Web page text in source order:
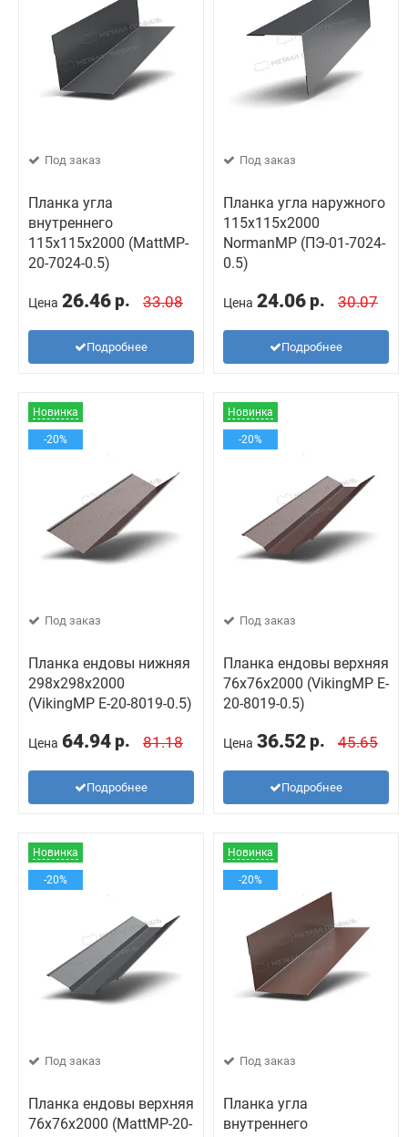
Под заказ
Планка угла
внутреннего
115х115х2000 (MattMP-
20-7024-0.5)
Цена 26.46 р. 33.08
Подробнее
Под заказ
Планка угла наружного
115х115х2000
NormanMP (ПЭ-01-7024-
0.5)
Цена 24.06 р. 30.07
Подробнее
Новинка
-20%
Под заказ
Планка ендовы нижняя
298х298х2000
(VikingMP E-20-8019-0.5)
Цена 64.94 р. 81.18
Подробнее
Новинка
-20%
Под заказ
Планка ендовы верхняя
76х76х2000 (VikingMP E-
20-8019-0.5)
Цена 36.52 р. 45.65
Подробнее
Новинка
-20%
Под заказ
Планка ендовы верхняя
76х76х2000 (MattMP-20-
Новинка
-20%
Под заказ
Планка угла
внутреннего